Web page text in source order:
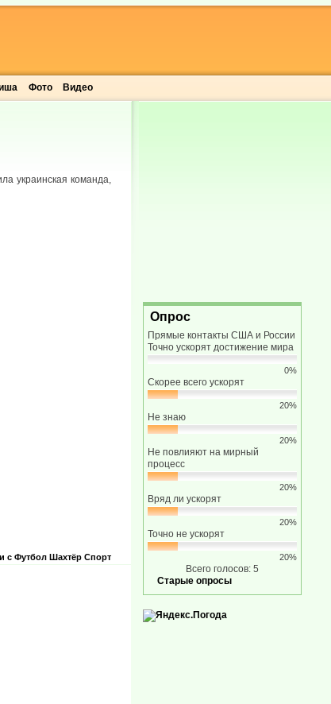
Фото Видео
украинская команда,
с Футбол Шахтёр Спорт
Опрос
Прямые контакты США и России
Точно ускорят достижение мира
0%
Скорее всего ускорят
20%
Не знаю
20%
Не повлияют на мирный
процесс
20%
Вряд ли ускорят
20%
Точно не ускорят
20%
Всего голосов: 5
Старые опросы